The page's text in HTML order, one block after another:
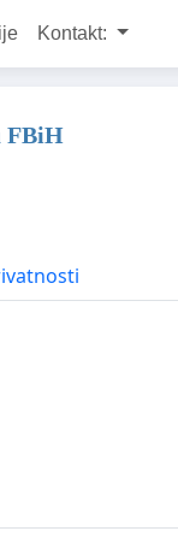
Kontakt:
FBiH